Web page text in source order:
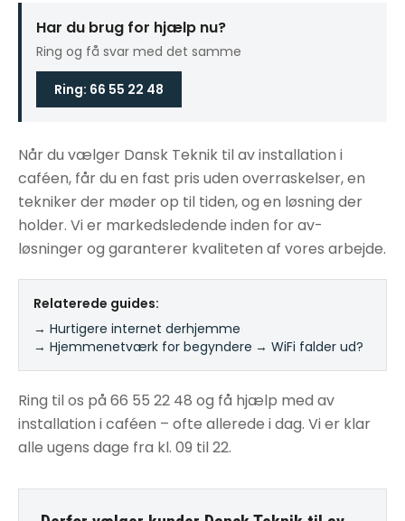
Har du brug for hjælp nu?
Ring og få svar med det samme
Ring: 66 55 22 48
Når du vælger Dansk Teknik til av installation i
caféen, får du en fast pris uden overraskelser, en
tekniker der møder op til tiden, og en løsning der
holder. Vi er markedsledende inden for av-
løsninger og garanterer kvaliteten af vores arbejde.
Relaterede guides:
→ Hurtigere internet derhjemme
→ Hjemmenetværk for begyndere → WiFi falder ud?
Ring til os på 66 55 22 48 og få hjælp med av
installation i caféen – ofte allerede i dag. Vi er klar
alle ugens dage fra kl. 09 til 22.